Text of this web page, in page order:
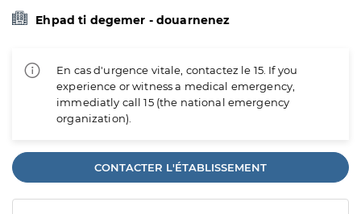
Ehpad ti degemer - douarnenez
En cas d'urgence vitale, contactez le 15. If you
experience or witness a medical emergency,
immediatly call 15 (the national emergency
organization).
CONTACTER L'ÉTABLISSEMENT